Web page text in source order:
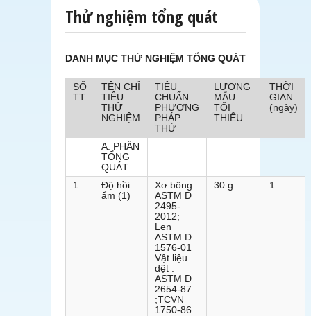
Thử nghiệm tổng quát
DANH MỤC THỬ NGHIỆM TỔNG QUÁT
SỐ
TT
TÊN CHỈ
TIÊU
THỬ
NGHIỆM
TIÊU
CHUẨN
PHƯƠNG
PHÁP
THỬ
LƯỢNG
MẪU
TỐI
THIỂU
THỜI
GIAN
(ngày)
A. PHẦN
TỔNG
QUÁT
1
Độ hồi
ẩm (1)
Xơ bông :
ASTM D
2495-
2012;
Len
ASTM D
1576-01
Vật liệu
dệt :
ASTM D
2654-87
;TCVN
1750-86
30 g 1